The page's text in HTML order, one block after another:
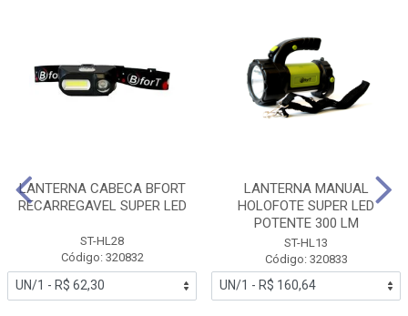
LANTERNA CABECA BFORT
RECARREGAVEL SUPER LED
ST-HL28
Código: 320832
LANTERNA MANUAL
HOLOFOTE SUPER LED
POTENTE 300 LM
ST-HL13
Código: 320833